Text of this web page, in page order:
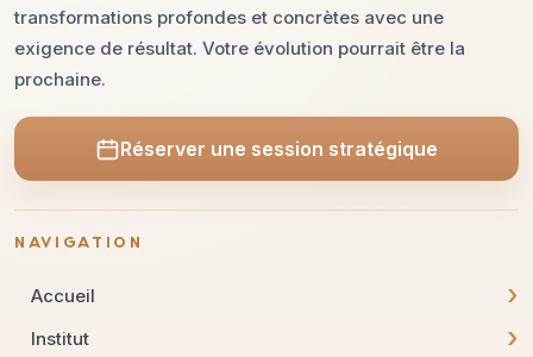
transformations profondes et concrètes avec une
exigence de résultat. Votre évolution pourrait être la
prochaine.
Réserver une session stratégique
NAVIGATION
Accueil ›
Institut ›